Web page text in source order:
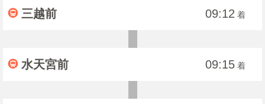
三越前 09:12 着
水天宮前 09:15 着